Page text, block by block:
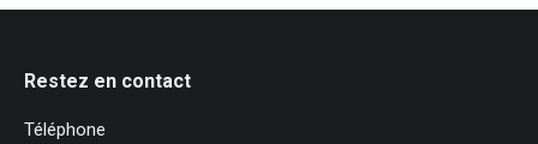
Restez en contact
Téléphone